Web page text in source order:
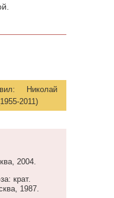
Николай
2011)
2004.
крат.
1987.